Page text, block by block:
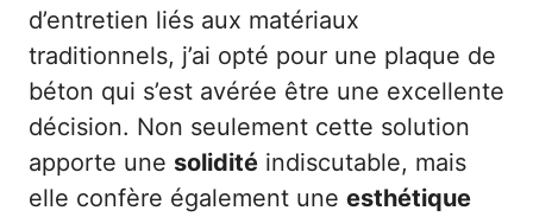
d’entretien liés aux matériaux
traditionnels, j’ai opté pour une plaque de
béton qui s’est avérée être une excellente
décision. Non seulement cette solution
apporte une solidité indiscutable, mais
elle confère également une esthétique